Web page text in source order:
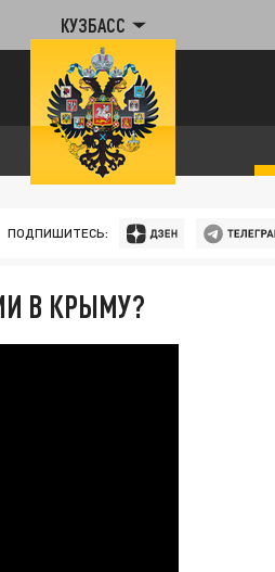
КУЗБАСС
ПОДПИШИТЕСЬ:
В КРЫМУ?